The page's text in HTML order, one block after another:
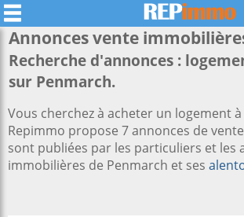
Annonces vente
Recherche d'annonces :
sur Penmarch.
Vous cherchez à acheter un logement
Repimmo propose 7 annonces de
sont publiées par les particuliers et les
immobilières de Penmarch et ses